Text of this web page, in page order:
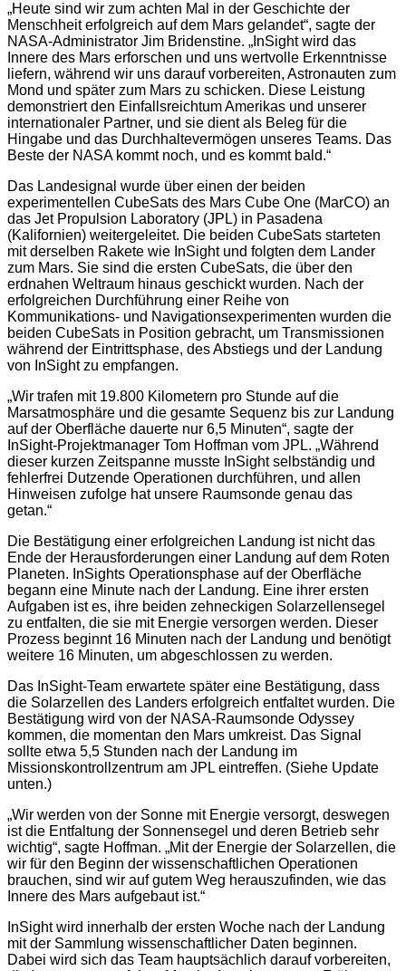
„Heute sind wir zum achten Mal in der Geschichte der
Menschheit erfolgreich auf dem Mars gelandet“, sagte der
NASA-Administrator Jim Bridenstine. „InSight wird das
Innere des Mars erforschen und uns wertvolle Erkenntnisse
liefern, während wir uns darauf vorbereiten, Astronauten zum
Mond und später zum Mars zu schicken. Diese Leistung
demonstriert den Einfallsreichtum Amerikas und unserer
internationaler Partner, und sie dient als Beleg für die
Hingabe und das Durchhaltevermögen unseres Teams. Das
Beste der NASA kommt noch, und es kommt bald.“
Das Landesignal wurde über einen der beiden
experimentellen CubeSats des Mars Cube One (MarCO) an
das Jet Propulsion Laboratory (JPL) in Pasadena
(Kalifornien) weitergeleitet. Die beiden CubeSats starteten
mit derselben Rakete wie InSight und folgten dem Lander
zum Mars. Sie sind die ersten CubeSats, die über den
erdnahen Weltraum hinaus geschickt wurden. Nach der
erfolgreichen Durchführung einer Reihe von
Kommunikations- und Navigationsexperimenten wurden die
beiden CubeSats in Position gebracht, um Transmissionen
während der Eintrittsphase, des Abstiegs und der Landung
von InSight zu empfangen.
„Wir trafen mit 19.800 Kilometern pro Stunde auf die
Marsatmosphäre und die gesamte Sequenz bis zur Landung
auf der Oberfläche dauerte nur 6,5 Minuten“, sagte der
InSight-Projektmanager Tom Hoffman vom JPL. „Während
dieser kurzen Zeitspanne musste InSight selbständig und
fehlerfrei Dutzende Operationen durchführen, und allen
Hinweisen zufolge hat unsere Raumsonde genau das
getan.“
Die Bestätigung einer erfolgreichen Landung ist nicht das
Ende der Herausforderungen einer Landung auf dem Roten
Planeten. InSights Operationsphase auf der Oberfläche
begann eine Minute nach der Landung. Eine ihrer ersten
Aufgaben ist es, ihre beiden zehneckigen Solarzellensegel
zu entfalten, die sie mit Energie versorgen werden. Dieser
Prozess beginnt 16 Minuten nach der Landung und benötigt
weitere 16 Minuten, um abgeschlossen zu werden.
Das InSight-Team erwartete später eine Bestätigung, dass
die Solarzellen des Landers erfolgreich entfaltet wurden. Die
Bestätigung wird von der NASA-Raumsonde Odyssey
kommen, die momentan den Mars umkreist. Das Signal
sollte etwa 5,5 Stunden nach der Landung im
Missionskontrollzentrum am JPL eintreffen. (Siehe Update
unten.)
„Wir werden von der Sonne mit Energie versorgt, deswegen
ist die Entfaltung der Sonnensegel und deren Betrieb sehr
wichtig“, sagte Hoffman. „Mit der Energie der Solarzellen, die
wir für den Beginn der wissenschaftlichen Operationen
brauchen, sind wir auf gutem Weg herauszufinden, wie das
Innere des Mars aufgebaut ist.“
InSight wird innerhalb der ersten Woche nach der Landung
mit der Sammlung wissenschaftlicher Daten beginnen.
Dabei wird sich das Team hauptsächlich darauf vorbereiten,